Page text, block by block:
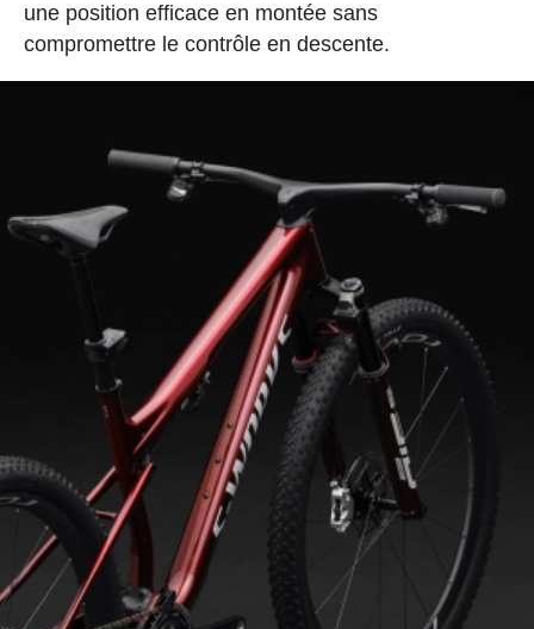
une position efficace en montée sans
compromettre le contrôle en descente.